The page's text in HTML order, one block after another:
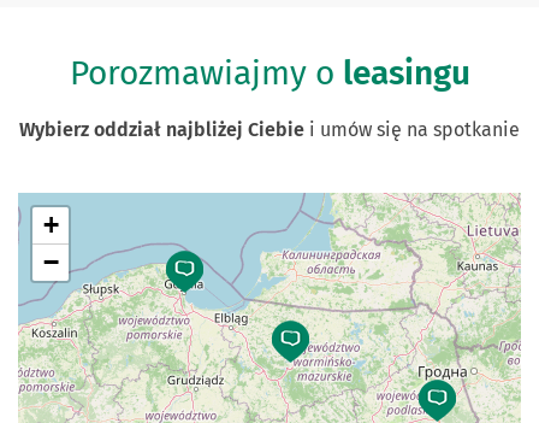
Porozmawiajmy o leasingu
Wybierz oddział najbliżej Ciebie i umów się na spotkanie
+
−